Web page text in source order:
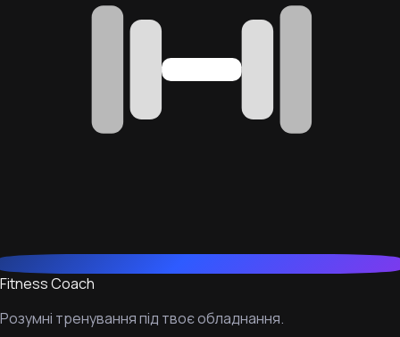
Fitness Coach
Розумні тренування під твоє обладнання.